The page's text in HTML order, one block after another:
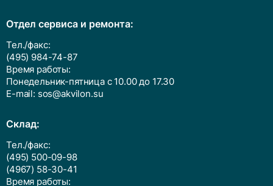
Отдел сервиса и ремонта:
Тел./факс:
(495) 984-74-87
Время работы:
Понедельник-пятница с 10.00 до 17.30
E-mail: sos@akvilon.su
Cклад:
Тел./факс:
(495) 500-09-98
(4967) 58-30-41
Время работы: